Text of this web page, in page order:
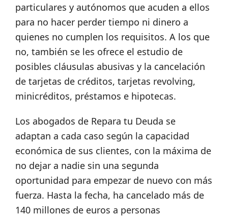
particulares y autónomos que acuden a ellos
para no hacer perder tiempo ni dinero a
quienes no cumplen los requisitos. A los que
no, también se les ofrece el estudio de
posibles cláusulas abusivas y la cancelación
de tarjetas de créditos, tarjetas revolving,
minicréditos, préstamos e hipotecas.
Los abogados de Repara tu Deuda se
adaptan a cada caso según la capacidad
económica de sus clientes, con la máxima de
no dejar a nadie sin una segunda
oportunidad para empezar de nuevo con más
fuerza. Hasta la fecha, ha cancelado más de
140 millones de euros a personas